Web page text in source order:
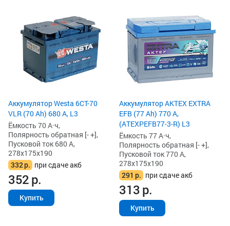
Аккумулятор Westa 6СТ-70
VLR (70 Ah) 680 А, L3
Ёмкость 70 А·ч,
Полярность обратная [- +],
Пусковой ток 680 А,
278x175x190
332р. при сдаче акб
352р.
Купить
Аккумулятор AKTEX EXTRA
EFB (77 Ah) 770 А,
(ATEXPEFB77-3-R) L3
Ёмкость 77 А·ч,
Полярность обратная [- +],
Пусковой ток 770 А,
278x175x190
291 р. при сдаче акб
313р.
Купить